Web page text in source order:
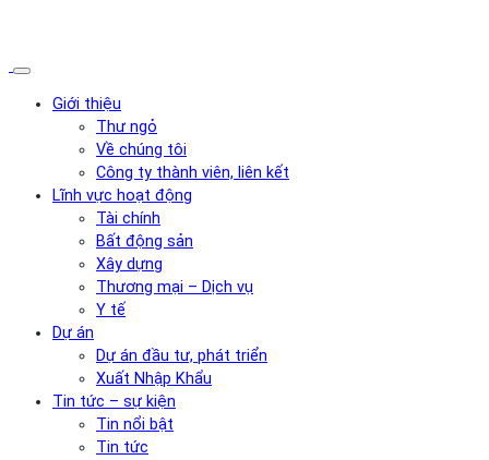
Giới thiệu
Thư ngỏ
Về chúng tôi
Công ty thành viên, liên kết
Lĩnh vực hoạt động
Tài chính
Bất động sản
Xây dựng
Thương mại – Dịch vụ
Y tế
Dự án
Dự án đầu tư, phát triển
Xuất Nhập Khẩu
Tin tức – sự kiện
Tin nổi bật
Tin tức